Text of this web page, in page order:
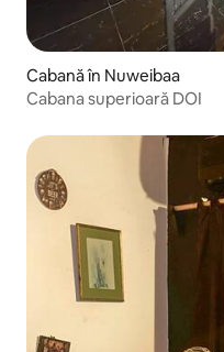
Cabană în Nuweibaa
Cabana superioară DOI